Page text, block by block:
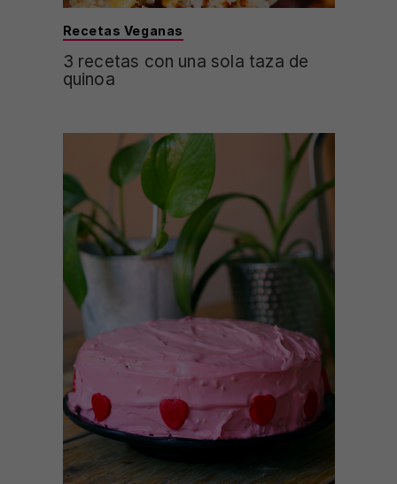
Recetas Veganas
3 recetas con una sola taza de
quinoa